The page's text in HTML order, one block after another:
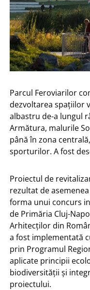
Parcul Feroviarilor
dezvoltarea spațiilor
albastru de-a lungul
Armătura, malurile
până în zona
sporturilor. A fost
Proiectul de
rezultat de
forma unui concurs
de Primăria Cluj-
Arhitecților din
a fost implementată
prin Programul
aplicate principii
biodiversității și
proiectului.